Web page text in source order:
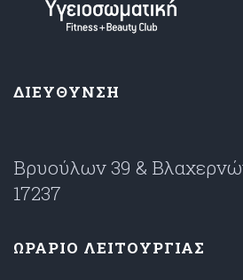
ΔΙΕΥΘΥΝΣΗ
Βρυούλων 39 &
17237
ΩΡΑΡΙΟ ΛΕΙΤΟΥΡΓΙΑΣ